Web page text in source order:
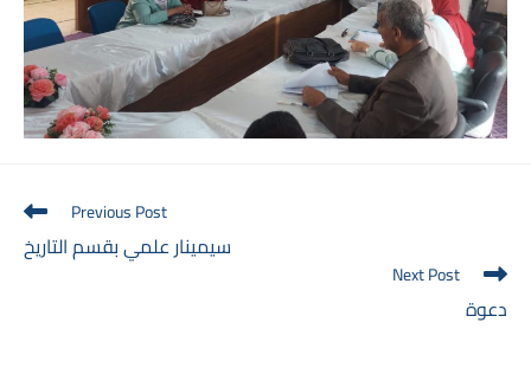
Read
more
articles
Previous Post
Next Post
دعوة